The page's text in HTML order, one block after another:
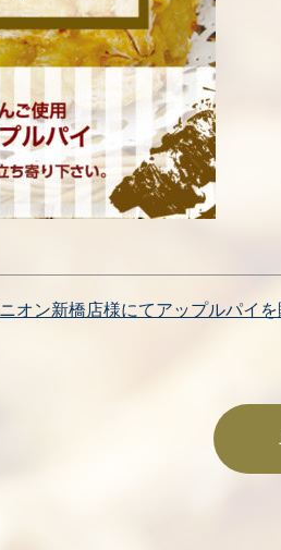
オン新橋店様にてアップルパイを